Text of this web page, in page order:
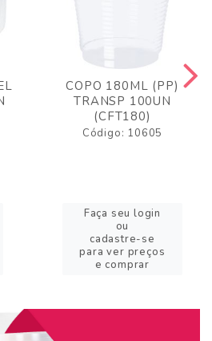
COPO 180ML (PP)
TRANSP 100UN
(CFT180)
Código: 10605
Faça seu login
ou
cadastre-se
para ver preços
e comprar